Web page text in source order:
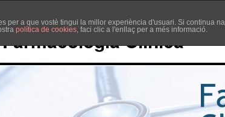
per a que vostè tingui la millor experiència d'usuari. Si continua
política de cookies, faci clic a l'enllaç per a més informació.
Clínica